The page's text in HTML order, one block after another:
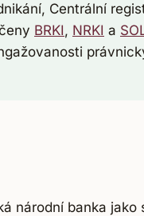
Centrální
BRKI, NRKI a
národní banka jako